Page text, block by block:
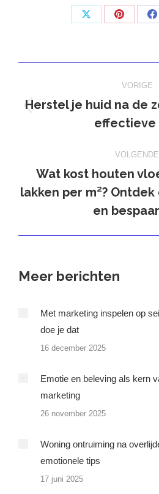
Deel
Deel
navigatie
VORIGE
Herstel je huid na de
effectieve
VOLGENDE
Wat kost houten
lakken per m²?
en
Meer berichten
Met marketing inspelen op
doe je dat
16 december 2025
Emotie en beleving als kern
marketing
26 november 2025
Woning ontruiming na
emotionele tips
17 juni 2025